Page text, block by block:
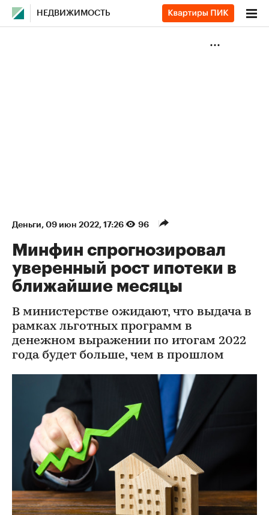
НЕДВИЖИМОСТЬ
Деньги⁠, 09 июн 2022, 17:26 96
Минфин спрогнозировал
уверенный рост ипотеки в
ближайшие месяцы
В министерстве ожидают, что выдача в
рамках льготных программ в
денежном выражении по итогам 2022
года будет больше, чем в прошлом